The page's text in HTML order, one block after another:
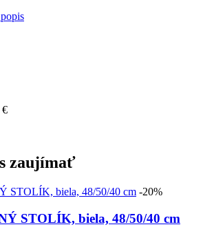
€
zaujímať
-20%
STOLÍK, biela, 48/50/40 cm